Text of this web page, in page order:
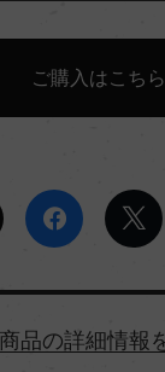
ご購入はこちら
詳細情報